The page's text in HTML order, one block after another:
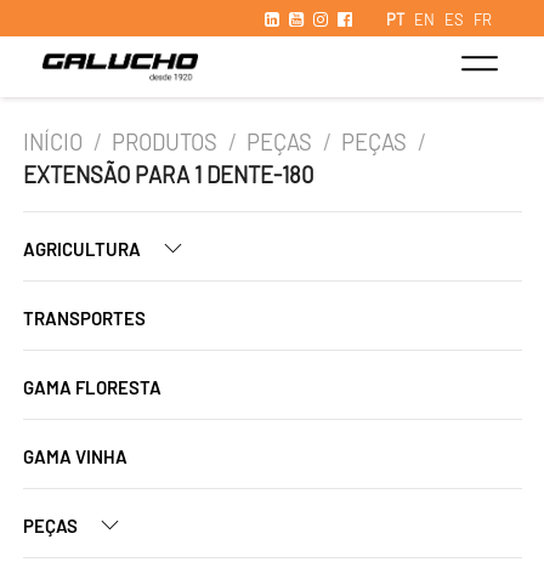
PT EN ES FR
INÍCIO / PRODUTOS / PEÇAS / PEÇAS /
EXTENSÃO PARA 1 DENTE-180
AGRICULTURA
TRANSPORTES
GAMA FLORESTA
GAMA VINHA
PEÇAS